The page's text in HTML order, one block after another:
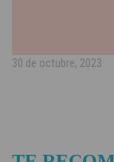
30 de octubre, 2023